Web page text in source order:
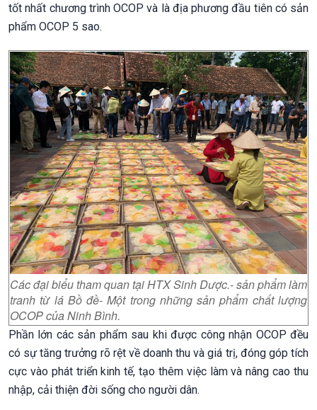
tốt nhất chương trình OCOP và là địa phương đầu tiên có sản
phẩm OCOP 5 sao.
Các đại biểu tham quan tại HTX Sinh Dược.- sản phẩm làm
tranh từ lá Bồ đề- Một trong những sản phẩm chất lượng
OCOP của Ninh Bình.
Phần lớn các sản phẩm sau khi được công nhận OCOP đều
có sự tăng trưởng rõ rệt về doanh thu và giá trị, đóng góp tích
cực vào phát triển kinh tế, tạo thêm việc làm và nâng cao thu
nhập, cải thiện đời sống cho người dân.